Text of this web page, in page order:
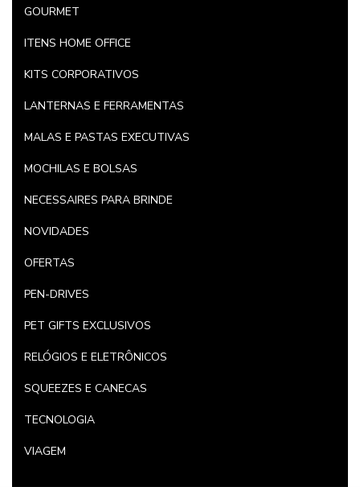
GOURMET
ITENS HOME OFFICE
KITS CORPORATIVOS
LANTERNAS E FERRAMENTAS
MALAS E PASTAS EXECUTIVAS
MOCHILAS E BOLSAS
NECESSAIRES PARA BRINDE
NOVIDADES
OFERTAS
PEN-DRIVES
PET GIFTS EXCLUSIVOS
RELÓGIOS E ELETRÔNICOS
SQUEEZES E CANECAS
TECNOLOGIA
VIAGEM